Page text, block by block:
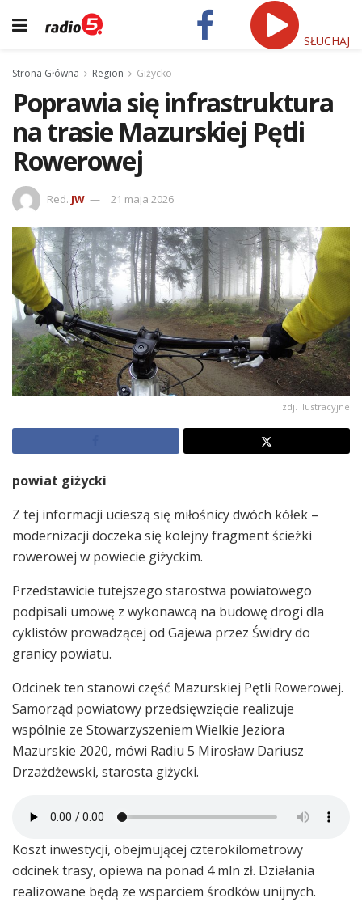
SŁUCHAJ
Strona Główna Region Giżycko
Poprawia się infrastruktura
na trasie Mazurskiej Pętli
Rowerowej
Red. JW 21 maja 2026
zdj. ilustracyjne
powiat giżycki
Z tej informacji ucieszą się miłośnicy dwóch kółek –
modernizacji doczeka się kolejny fragment ścieżki
rowerowej w powiecie giżyckim.
Przedstawicie tutejszego starostwa powiatowego
podpisali umowę z wykonawcą na budowę drogi dla
cyklistów prowadzącej od Gajewa przez Świdry do
granicy powiatu.
Odcinek ten stanowi część Mazurskiej Pętli Rowerowej.
Samorząd powiatowy przedsięwzięcie realizuje
wspólnie ze Stowarzyszeniem Wielkie Jeziora
Mazurskie 2020, mówi Radiu 5 Mirosław Dariusz
Drzażdżewski, starosta giżycki.
Koszt inwestycji, obejmującej czterokilometrowy
odcinek trasy, opiewa na ponad 4 mln zł. Działania
realizowane będą ze wsparciem środków unijnych.